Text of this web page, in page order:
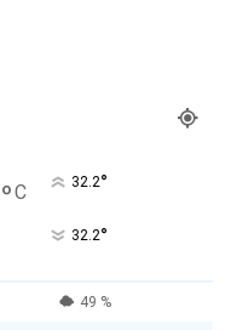
°C 32.2°
32.2°
49 %